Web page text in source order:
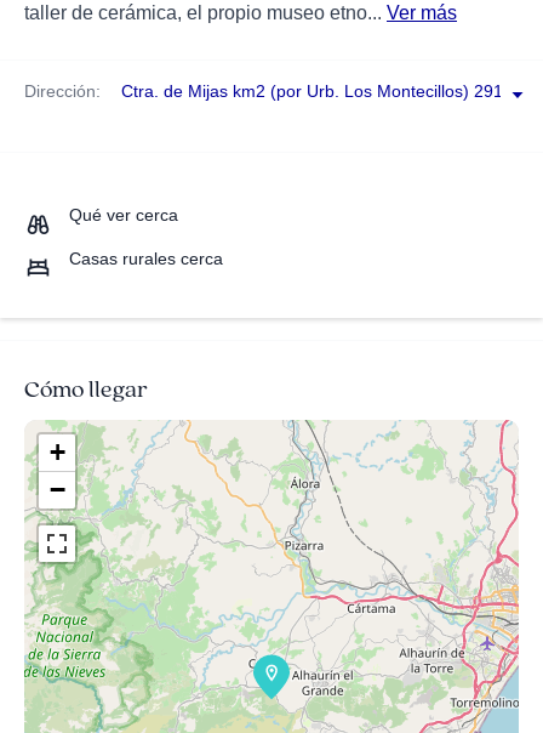
taller de cerámica, el propio museo etno... Ver más
Dirección: Ctra. de Mijas km2 (por Urb. Los Montecillos) 29100
Qué ver cerca
Casas rurales cerca
Cómo llegar
+
−